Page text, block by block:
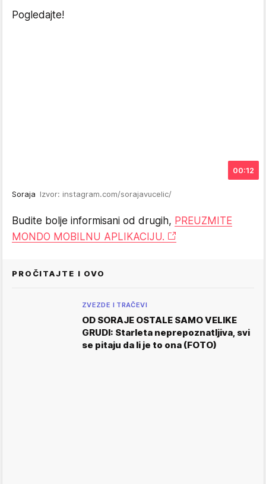
Pogledajte!
00:12
Soraja Izvor: instagram.com/sorajavucelic/
Budite bolje informisani od drugih, PREUZMITE
MONDO MOBILNU APLIKACIJU.
PROČITAJTE I OVO
ZVEZDE I TRAČEVI
OD SORAJE OSTALE SAMO VELIKE
GRUDI: Starleta neprepoznatljiva, svi
se pitaju da li je to ona (FOTO)